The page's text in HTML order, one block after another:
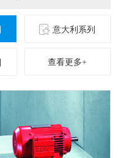
意大利系列
查看更多+